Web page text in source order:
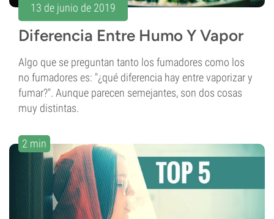
13 de junio de 2019
Diferencia Entre Humo Y Vapor
Algo que se preguntan tanto los fumadores como los
no fumadores es: "¿qué diferencia hay entre vaporizar y
fumar?". Aunque parecen semejantes, son dos cosas
muy distintas.
2 min